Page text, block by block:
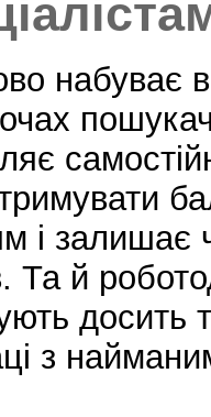
набуває
і залишає
Та й
досить
з